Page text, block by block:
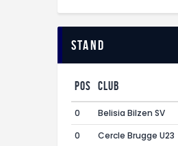
Stand
Pos Club
0 Belisia Bilzen SV
0
Cercle Brugge U23